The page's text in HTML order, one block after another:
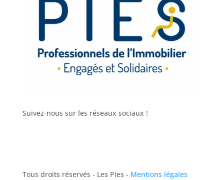
Suivez-nous sur les réseaux sociaux !
Tous droits réservés - Les Pies - Mentions légales